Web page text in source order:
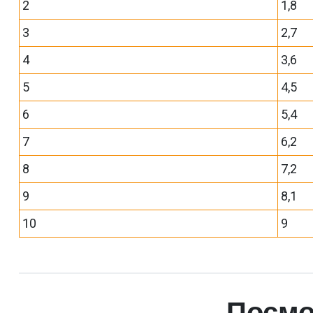
2
1,8
3
2,7
4
3,6
5
4,5
6
5,4
7
6,2
8
7,2
9
8,1
10
9